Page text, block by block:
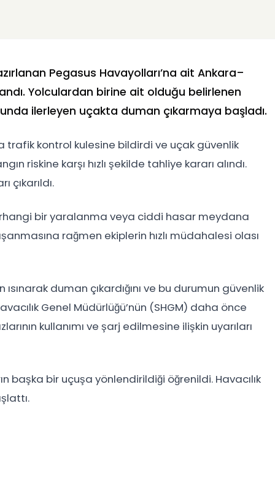
Pegasus Havayolları’na ait Ankara–
Yolculardan birine ait olduğu belirlenen
ilerleyen uçakta duman çıkarmaya başladı.
trafik kontrol kulesine bildirdi ve uçak güvenlik
riskine karşı hızlı şekilde tahliye kararı alındı.
çıkarıldı.
bir yaralanma veya ciddi hasar meydana
rağmen ekiplerin hızlı müdahalesi olası
duman çıkardığını ve bu durumun güvenlik
Genel Müdürlüğü’nün (SHGM) daha önce
kullanımı ve şarj edilmesine ilişkin uyarıları
başka bir uçuşa yönlendirildiği öğrenildi. Havacılık